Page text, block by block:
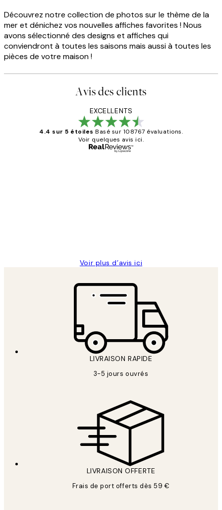
Découvrez notre collection de photos sur le thème de la
mer et dénichez vos nouvelles affiches favorites ! Nous
avons sélectionné des designs et affiches qui
conviendront à toutes les saisons mais aussi à toutes les
pièces de votre maison !
Avis des clients
EXCELLENTS
4.4 sur 5 étoiles Basé sur 108767 évaluations.
Voir quelques avis ici.
Voir plus d’avis ici
LIVRAISON RAPIDE
3-5 jours ouvrés
LIVRAISON OFFERTE
Frais de port offerts dès 59 €